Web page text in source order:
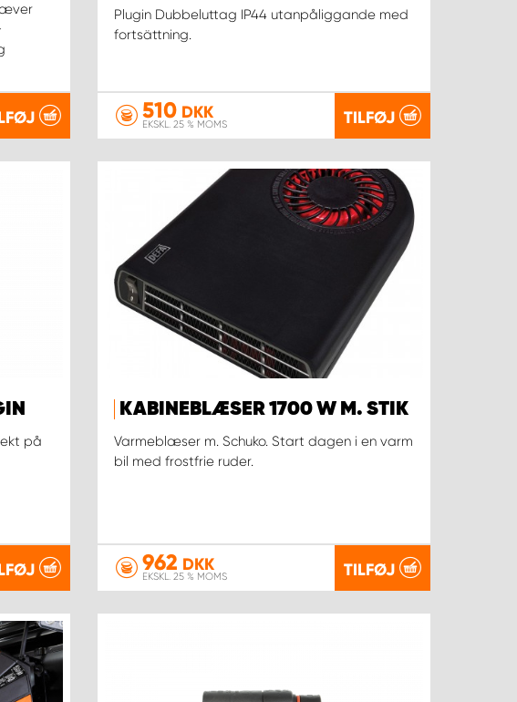
Plugin Dubbeluttag IP44 utanpåliggande med
fortsättning.
510 DKK
EKSKL. 25 % MOMS TILFØJ
på
KABINEBLÆSER 1700 W M. STIK
Varmeblæser m. Schuko. Start dagen i en varm
bil med frostfrie ruder.
962 DKK
EKSKL. 25 % MOMS TILFØJ